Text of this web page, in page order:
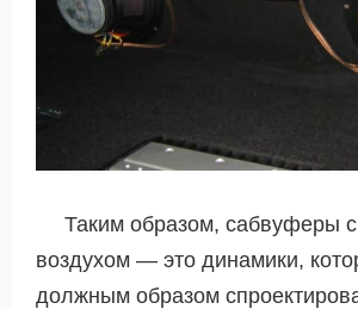
Таким образом, сабвуферы
воздухом — это динамики,
должным образом